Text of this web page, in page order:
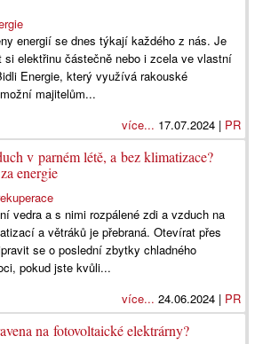
energií se dnes týkají každého z nás. Je
si elektřinu částečně nebo i zcela ve vlastní
Energie, který využívá rakouské
majitelům...
více... 17.07.2024 | PR
v parném létě, a bez klimatizace?
energie
vedra a s nimi rozpálené zdi a vzduch na
a větráků je přebraná. Otevírat přes
se o poslední zbytky chladného
pokud jste kvůli...
více... 24.06.2024 | PR
na fotovoltaické elektrárny?